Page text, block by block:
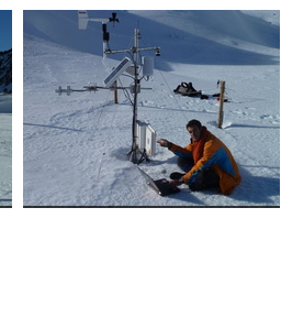
Suivi de l'enneigement sur le secteur de Bassiès